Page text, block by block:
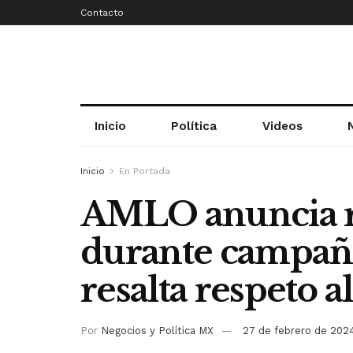
Contacto
Inicio Política Videos
Inicio En Portada
AMLO anuncia
durante
resalta respeto
Por Negocios y Política MX 27 de febrero de